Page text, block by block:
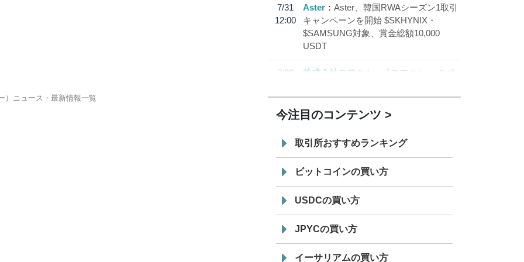
）ニュース・最新情報一覧
7/31
12:00
Aster
Aster、韓国RWAシーズン1取引
キャンペーンを開始 $SKHYNIX・
$SAMSUNG対象、賞金総額10,000
USDT
7/30
株式会社モアクト
「モアクト」 のポ
「 JPYC」を追加
19:30
てステーブルコイン「JPYSC」徹底解
説セミナーを開催
今注目のコンテンツ
取引所おすすめランキング
ビットコインの買い方
USDCの買い方
JPYCの買い方
イーサリアムの買い方